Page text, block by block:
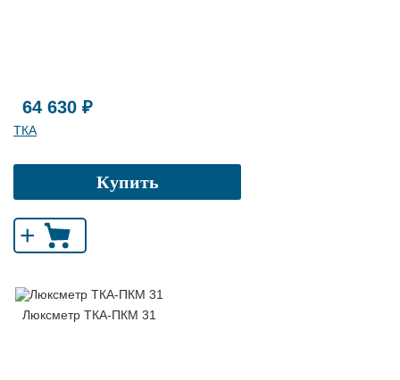
64 630 ₽
ТКА
Купить
+
Люксметр ТКА-ПКМ 31